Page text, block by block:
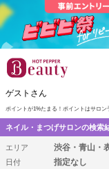
ゲストさん
ポイントが1%たまる！ ポイントはサロン
ネイル・まつげサロンの検索
エリア 渋谷・青山・
日付 指定なし